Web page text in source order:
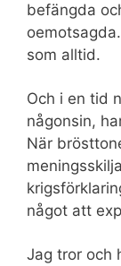
befängda
som alltid.
Och i en tid
någonsin,
När
något att
Jag tror och